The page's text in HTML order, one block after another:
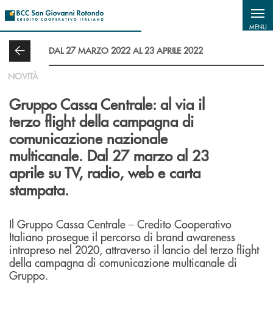
MENU
DAL 27 MARZO 2022 AL 23 APRILE 2022
NOVITÀ
Gruppo Cassa Centrale: al via il
terzo flight della campagna di
comunicazione nazionale
multicanale. Dal 27 marzo al 23
aprile su TV, radio, web e carta
stampata.
Il Gruppo Cassa Centrale – Credito Cooperativo
Italiano prosegue il percorso di brand awareness
intrapreso nel 2020, attraverso il lancio del terzo flight
della campagna di comunicazione multicanale di
Gruppo.